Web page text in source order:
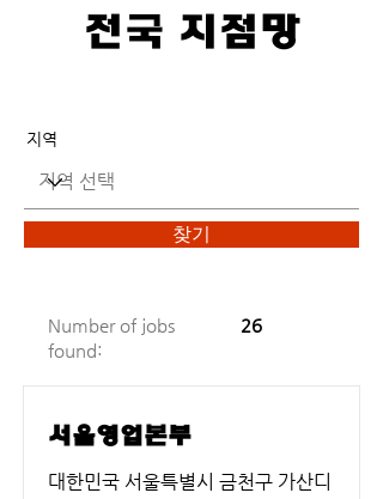
전국 지점망
지역
찾기
Number of jobs
found:
26
서울영업본부
대한민국 서울특별시 금천구 가산디